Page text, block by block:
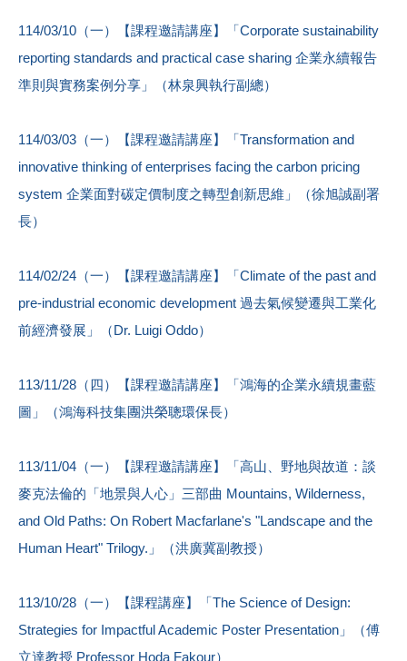
114/03/10（一）【課程邀請講座】「Corporate sustainability
reporting standards and practical case sharing 企業永續報告
準則與實務案例分享」（林泉興執行副總）
114/03/03（一）【課程邀請講座】「Transformation and
innovative thinking of enterprises facing the carbon pricing
system 企業面對碳定價制度之轉型創新思維」（徐旭誠副署
長）
114/02/24（一）【課程邀請講座】「Climate of the past and
pre-industrial economic development 過去氣候變遷與工業化
前經濟發展」（Dr. Luigi Oddo）
113/11/28（四）【課程邀請講座】「鴻海的企業永續規畫藍
圖」（鴻海科技集團洪榮聰環保長）
113/11/04（一）【課程邀請講座】「高山、野地與故道：談
麥克法倫的「地景與人心」三部曲 Mountains, Wilderness,
and Old Paths: On Robert Macfarlane's "Landscape and the
Human Heart" Trilogy.」（洪廣冀副教授）
113/10/28（一）【課程講座】「The Science of Design:
Strategies for Impactful Academic Poster Presentation」（傅
立達教授 Professor Hoda Fakour）